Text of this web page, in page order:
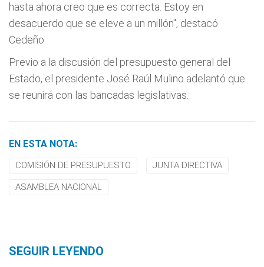
hasta ahora creo que es correcta. Estoy en
desacuerdo que se eleve a un millón", destacó
Cedeño
Previo a la discusión del presupuesto general del
Estado, el presidente José Raúl Mulino adelantó que
se reunirá con las bancadas legislativas.
EN ESTA NOTA:
COMISIÓN DE PRESUPUESTO JUNTA DIRECTIVA
ASAMBLEA NACIONAL
SEGUIR LEYENDO